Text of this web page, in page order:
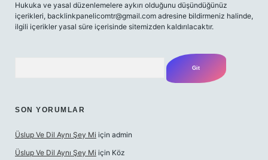
Hukuka ve yasal düzenlemelere aykırı olduğunu düşündüğünüz
içerikleri, backlinkpanelicomtr@gmail.com adresine bildirmeniz halinde,
ilgili içerikler yasal süre içerisinde sitemizden kaldırılacaktır.
SON YORUMLAR
Üslup Ve Dil Aynı Şey Mi için admin
Üslup Ve Dil Aynı Şey Mi için Köz